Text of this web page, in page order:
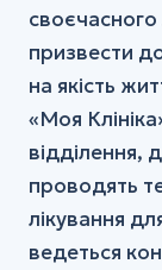
призвести
на якість
«Моя
відділення,
проводять
лікування
ведеться